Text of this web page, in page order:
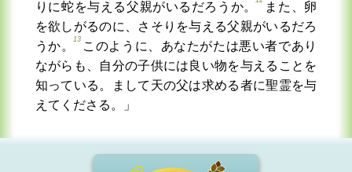
りに蛇を与える父親がいるだろうか。
また、卵
を欲しがるのに、さそりを与える父親がいるだろ
うか。
13
このように、あなたがたは悪い者であり
ながらも、自分の子供には良い物を与えることを
知っている。まして天の父は求める者に聖霊を与
えてくださる。」